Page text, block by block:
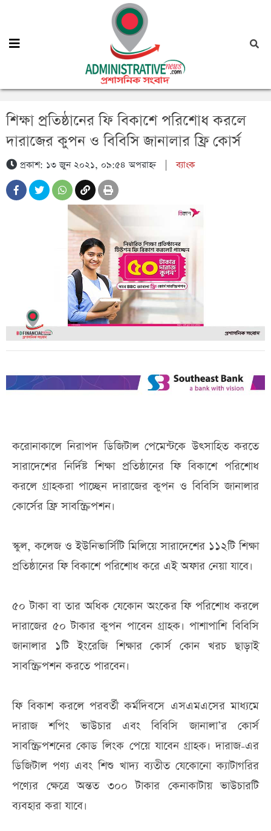
শিক্ষা প্রতিষ্ঠানের ফি বিকাশে পরিশোধ করলে
দারাজের কুপন ও বিবিসি জানালার ফ্রি কোর্স
প্রকাশ: ১৩ জুন ২০২১, ০৯:৫৪ অপরাহ্ন|ব্যাংক
করোনাকালে নিরাপদ ডিজিটাল পেমেন্টকে উৎসাহিত করতে
সারাদেশের নির্দিষ্ট শিক্ষা প্রতিষ্ঠানের ফি বিকাশে পরিশোধ
করলে গ্রাহকরা পাচ্ছেন দারাজের কুপন ও বিবিসি জানালার
কোর্সের ফ্রি সাবস্ক্রিপশন।
স্কুল, কলেজ ও ইউনিভার্সিটি মিলিয়ে সারাদেশের ১১২টি শিক্ষা
প্রতিষ্ঠানের ফি বিকাশে পরিশোধ করে এই অফার নেয়া যাবে।
৫০ টাকা বা তার অধিক যেকোন অংকের ফি পরিশোধ করলে
দারাজের ৫০ টাকার কুপন পাবেন গ্রাহক। পাশাপাশি বিবিসি
জানালার ১টি ইংরেজি শিক্ষার কোর্স কোন খরচ ছাড়াই
সাবস্ক্রিপশন করতে পারবেন।
ফি বিকাশ করলে পরবর্তী কর্মদিবসে এসএমএসের মাধ্যমে
দারাজ শপিং ভাউচার এবং বিবিসি জানালা’র কোর্স
সাবস্ক্রিপশনের কোড লিংক পেয়ে যাবেন গ্রাহক। দারাজ-এর
ডিজিটাল পণ্য এবং শিশু খাদ্য ব্যতীত যেকোনো ক্যাটাগরির
পণ্যের ক্ষেত্রে অন্তত ৩০০ টাকার কেনাকাটায় ভাউচারটি
ব্যবহার করা যাবে।